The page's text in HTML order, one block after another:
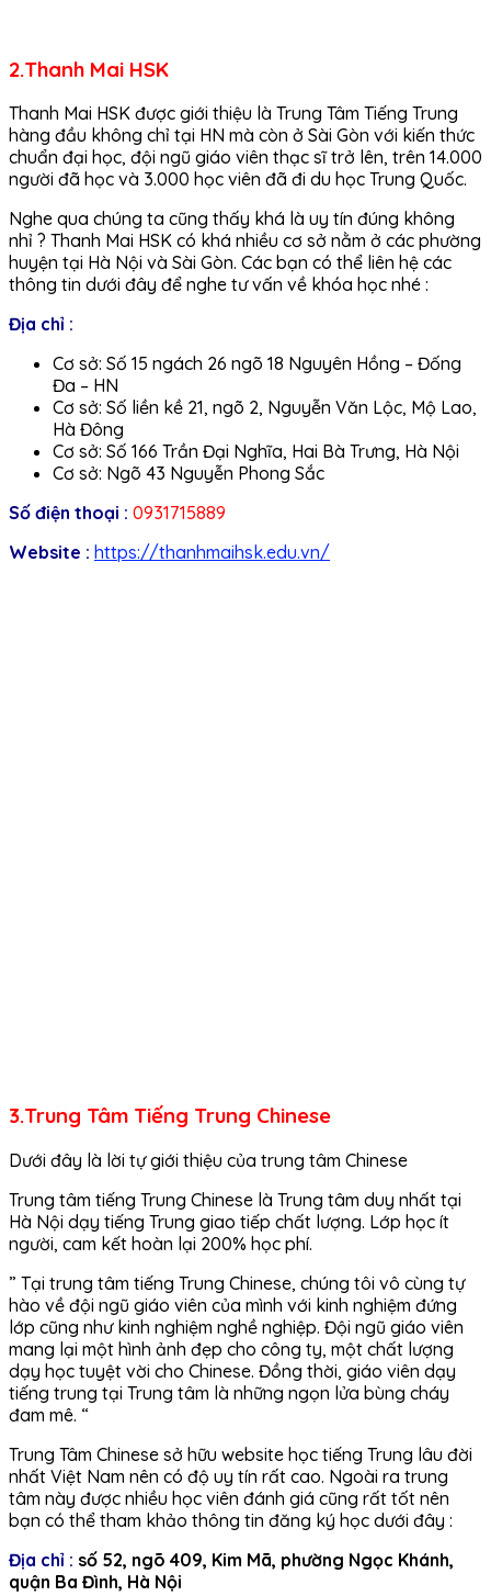
2.Thanh Mai HSK
Thanh Mai HSK được giới thiệu là Trung Tâm Tiếng Trung
hàng đầu không chỉ tại HN mà còn ở Sài Gòn với kiến thức
chuẩn đại học, đội ngũ giáo viên thạc sĩ trở lên, trên 14.000
người đã học và 3.000 học viên đã đi du học Trung Quốc.
Nghe qua chúng ta cũng thấy khá là uy tín đúng không
nhỉ ? Thanh Mai HSK có khá nhiều cơ sở nằm ở các phường
huyện tại Hà Nội và Sài Gòn. Các bạn có thể liên hệ các
thông tin dưới đây để nghe tư vấn về khóa học nhé :
Địa chỉ :
Cơ sở: Số 15 ngách 26 ngõ 18 Nguyên Hồng – Đống
Đa – HN
Cơ sở: Số liền kề 21, ngõ 2, Nguyễn Văn Lộc, Mộ Lao,
Hà Đông
Cơ sở: Số 166 Trần Đại Nghĩa, Hai Bà Trưng, Hà Nội
Cơ sở: Ngõ 43 Nguyễn Phong Sắc
Số điện thoại : 0931715889
Website : https://thanhmaihsk.edu.vn/
3.Trung Tâm Tiếng Trung Chinese
Dưới đây là lời tự giới thiệu của trung tâm Chinese
Trung tâm tiếng Trung Chinese là Trung tâm duy nhất tại
Hà Nội dạy tiếng Trung giao tiếp chất lượng. Lớp học ít
người, cam kết hoàn lại 200% học phí.
” Tại trung tâm tiếng Trung Chinese, chúng tôi vô cùng tự
hào về đội ngũ giáo viên của mình với kinh nghiệm đứng
lớp cũng như kinh nghiệm nghề nghiệp. Đội ngũ giáo viên
mang lại một hình ảnh đẹp cho công ty, một chất lượng
dạy học tuyệt vời cho Chinese. Đồng thời, giáo viên dạy
tiếng trung tại Trung tâm là những ngọn lửa bùng cháy
đam mê. “
Trung Tâm Chinese sở hữu website học tiếng Trung lâu đời
nhất Việt Nam nên có độ uy tín rất cao. Ngoài ra trung
tâm này được nhiều học viên đánh giá cũng rất tốt nên
bạn có thể tham khảo thông tin đăng ký học dưới đây :
Địa chỉ : số 52, ngõ 409, Kim Mã, phường Ngọc Khánh,
quận Ba Đình, Hà Nội